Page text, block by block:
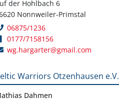
der Hohlbach 6
Nonnweiler-Primstal
06875/1236
0177/7158156
wg.hargarter@gmail.com
Warriors Otzenhausen e.V.
Dahmen